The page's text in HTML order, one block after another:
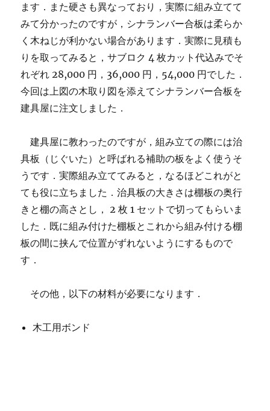
ます．また硬さも異なっており，実際に組み立てて
みて分かったのですが，シナランバー合板は柔らか
く木ねじが利かない場合があります．実際に見積も
りを取ってみると，サブロク 4 枚カット代込みでそ
れぞれ 28,000 円，36,000 円，54,000 円でした．
今回は上図の木取り図を添えてシナランバー合板を
建具屋に注文しました．
建具屋に教わったのですが，組み立ての際には治
具板（じぐいた）と呼ばれる補助の板をよく使うそ
うです．実際組み立ててみると，なるほどこれがと
ても役に立ちました．治具板の大きさは棚板の奥行
きと棚の高さとし， 2 枚 1 セットで切ってもらいま
した．既に組み付けた棚板とこれから組み付ける棚
板の間に挟んで位置がずれないようにするもので
す．
その他，以下の材料が必要になります．
木工用ボンド